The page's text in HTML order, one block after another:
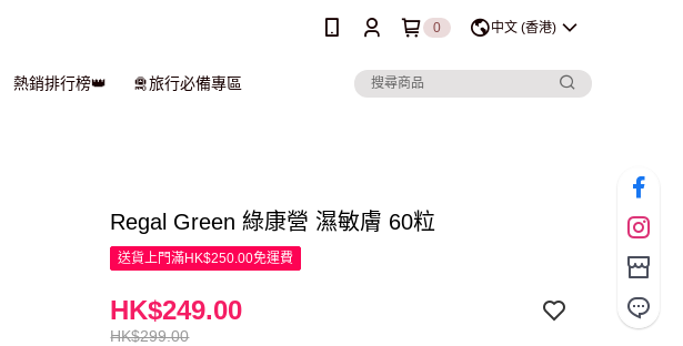
0 中文 (香港)
熱銷排行榜👑 🛅旅行必備專區
Regal Green 綠康營 濕敏膚 60粒
送貨上門滿HK$250.00免運費
HK$299.00
HK$249.00